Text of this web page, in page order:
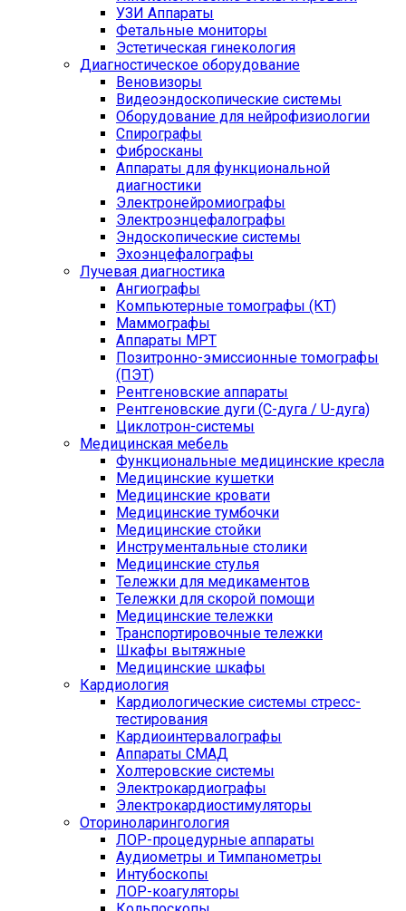
УЗИ Аппараты
Фетальные мониторы
Эстетическая гинекология
Диагностическое оборудование
Веновизоры
Видеоэндоскопические системы
Оборудование для нейрофизиологии
Спирографы
Фибросканы
Аппараты для функциональной
диагностики
Электронейромиографы
Электроэнцефалографы
Эндоскопические системы
Эхоэнцефалографы
Лучевая диагностика
Ангиографы
Компьютерные томографы (КТ)
Маммографы
Аппараты МРТ
Позитронно-эмиссионные томографы
(ПЭТ)
Рентгеновские аппараты
Рентгеновские дуги (С-дуга / U-дуга)
Циклотрон-системы
Медицинская мебель
Функциональные медицинские кресла
Медицинские кушетки
Медицинские кровати
Медицинские тумбочки
Медицинские стойки
Инструментальные столики
Медицинские стулья
Тележки для медикаментов
Тележки для скорой помощи
Медицинские тележки
Транспортировочные тележки
Шкафы вытяжные
Медицинские шкафы
Кардиология
Кардиологические системы стресс-
тестирования
Кардиоинтервалографы
Аппараты СМАД
Холтеровские системы
Электрокардиографы
Электрокардиостимуляторы
Оториноларингология
ЛОР-процедурные аппараты
Аудиометры и Тимпанометры
Интубоскопы
ЛОР-коагуляторы